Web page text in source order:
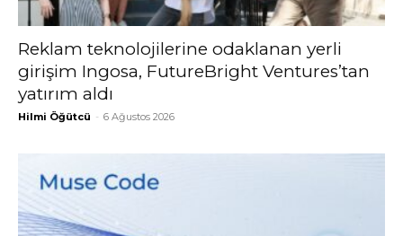
Reklam teknolojilerine odaklanan yerli
girişim Ingosa, FutureBright Ventures’tan
yatırım aldı
Hilmi Öğütcü - 6 Ağustos 2026